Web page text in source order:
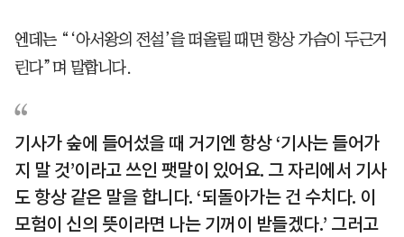
엔데는 “‘아서왕의 전설’을 떠올릴 때면 항상 가슴이 두근거
린다”며 말합니다.
기사가 숲에 들어섰을 때 거기엔 항상 ‘기사는 들어가
지 말 것’이라고 쓰인 팻말이 있어요. 그 자리에서 기사
도 항상 같은 말을 합니다. ‘되돌아가는 건 수치다. 이
모험이 신의 뜻이라면 나는 기꺼이 받들겠다.’ 그러고